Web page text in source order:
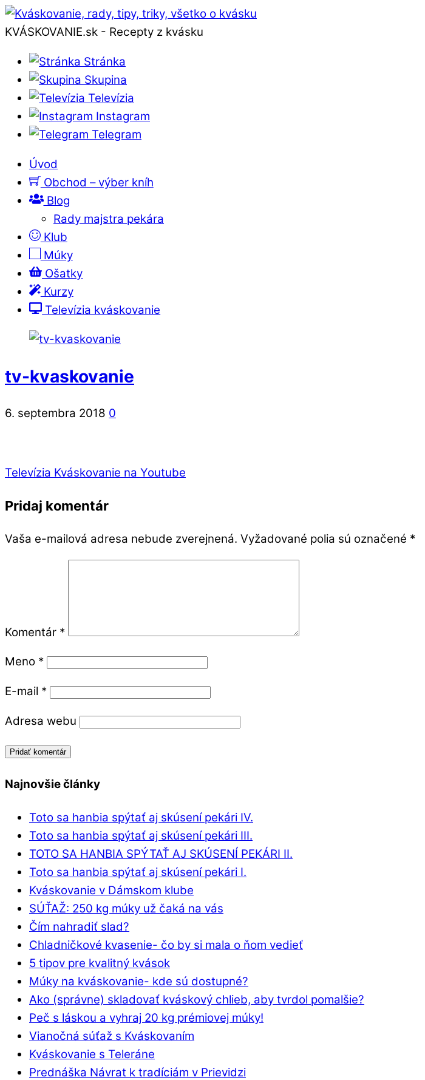
KVÁSKOVANIE.sk - Recepty z kvásku
Stránka
Skupina
Televízia
Instagram
Telegram
Úvod
Obchod – výber kníh
Blog
Rady majstra pekára
Klub
Múky
Ošatky
Kurzy
Televízia kváskovanie
tv-kvaskovanie
6. septembra 2018 0
Televízia Kváskovanie na Youtube
Pridaj komentár
Vaša e-mailová adresa nebude zverejnená. Vyžadované polia sú označené *
Komentár *
Meno *
E-mail *
Adresa webu
Najnovšie články
Toto sa hanbia spýtať aj skúsení pekári IV.
Toto sa hanbia spýtať aj skúsení pekári III.
TOTO SA HANBIA SPÝTAŤ AJ SKÚSENÍ PEKÁRI II.
Toto sa hanbia spýtať aj skúsení pekári I.
Kváskovanie v Dámskom klube
SÚŤAŽ: 250 kg múky už čaká na vás
Čím nahradiť slad?
Chladničkové kvasenie- čo by si mala o ňom vedieť
5 tipov pre kvalitný kvások
Múky na kváskovanie- kde sú dostupné?
Ako (správne) skladovať kváskový chlieb, aby tvrdol pomalšie?
Peč s láskou a vyhraj 20 kg prémiovej múky!
Vianočná súťaž s Kváskovaním
Kváskovanie s Teleráne
Prednáška Návrat k tradíciám v Prievidzi